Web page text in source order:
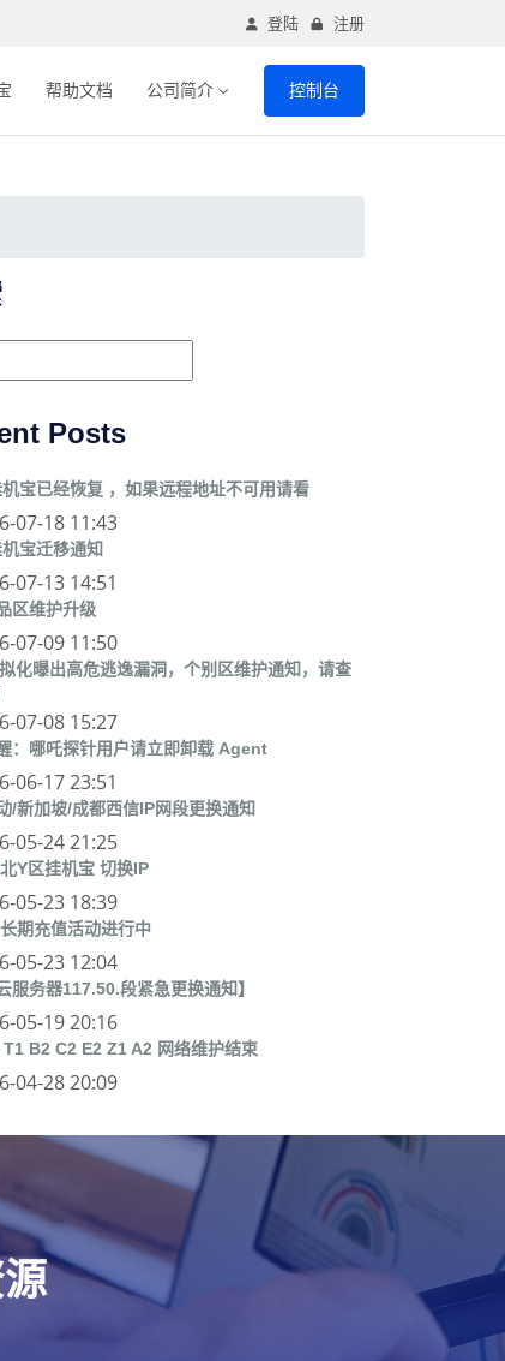
登陆 注册
帮助文档 公司简介 控制台
Posts
宝已经恢复 ，如果远程地址不可用请看
07-18 11:43
宝迁移通知
07-13 14:51
区维护升级
07-09 11:50
化曝出高危逃逸漏洞，个别区维护通知，请查
07-08 15:27
：哪吒探针用户请立即卸载 Agent
06-17 23:51
/新加坡/成都西信IP网段更换通知
05-24 21:25
Y区挂机宝 切换IP
05-23 18:39
期充值活动进行中
05-23 12:04
服务器117.50.段紧急更换通知】
05-19 20:16
T1 B2 C2 E2 Z1 A2 网络维护结束
04-28 20:09